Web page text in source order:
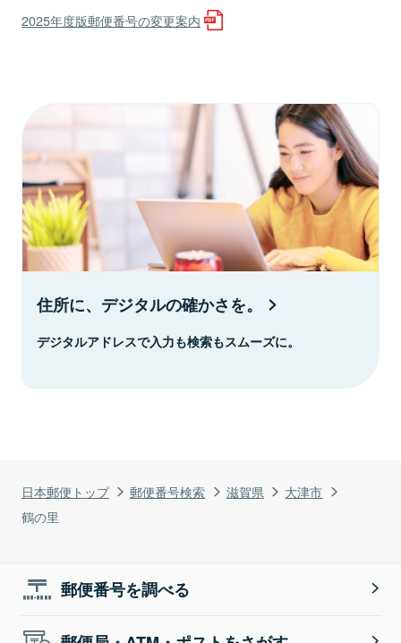
日本郵便トップ 郵便番号検索 滋賀県
大津市
鶴の里
2025年度版郵便番号の変更案内
住所に、デジタルの確かさを。
デジタルアドレスで入力も検索もスムーズに。
郵便番号を調べる